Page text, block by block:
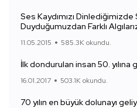
Ses Kaydımızı
Duyduğumuzdan Farklı
11.05.2015 585.3K okundu.
İlk dondurulan insan 50. yılına
16.01.2017 503.1K okundu.
70 yılın en büyük dolunayı